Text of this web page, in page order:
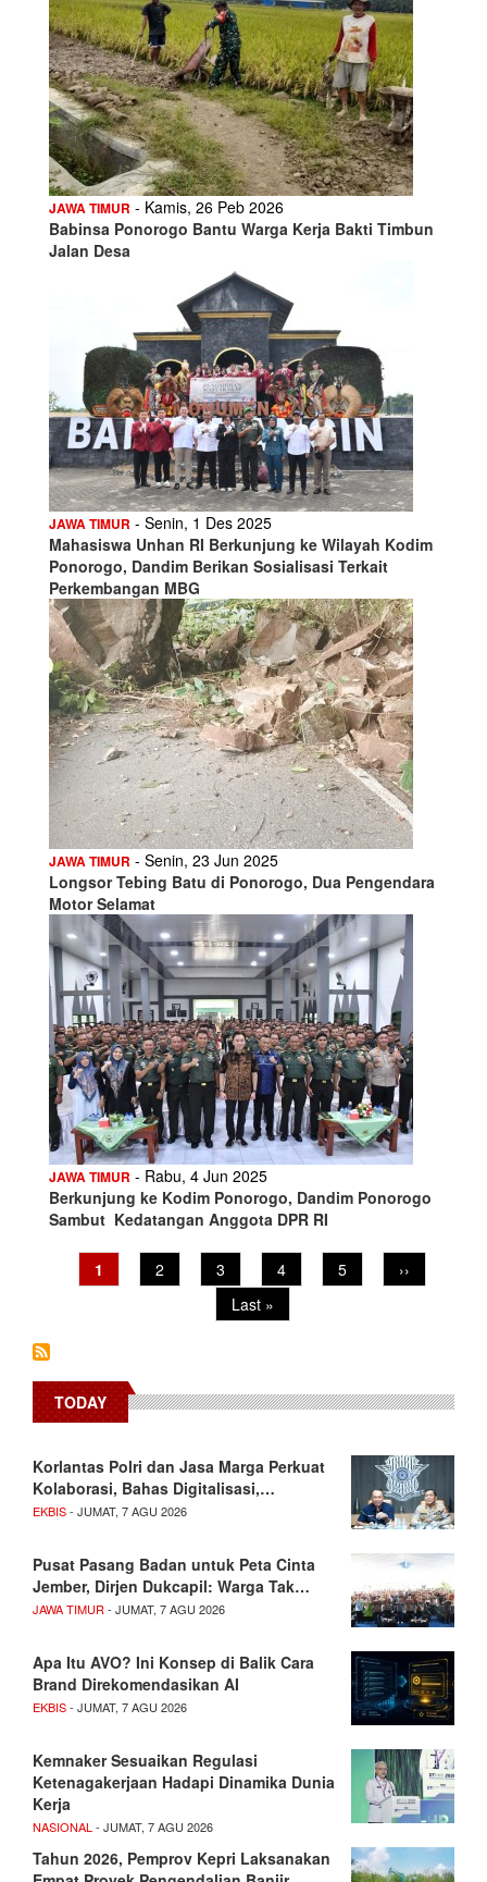
JAWA TIMUR - Kamis, 26 Peb 2026
Babinsa Ponorogo Bantu Warga Kerja Bakti Timbun
Jalan Desa
JAWA TIMUR - Senin, 1 Des 2025
Mahasiswa Unhan RI Berkunjung ke Wilayah Kodim
Ponorogo, Dandim Berikan Sosialisasi Terkait
Perkembangan MBG
JAWA TIMUR - Senin, 23 Jun 2025
Longsor Tebing Batu di Ponorogo, Dua Pengendara
Motor Selamat
JAWA TIMUR - Rabu, 4 Jun 2025
Berkunjung ke Kodim Ponorogo, Dandim Ponorogo
Sambut Kedatangan Anggota DPR RI
PaginationCurrent
page
1 Page
2 Page
3 Page
4 Page
5
Next
page
››
Last
page
Last »
TODAY
Korlantas Polri dan Jasa Marga Perkuat
Kolaborasi, Bahas Digitalisasi,…
EKBIS- JUMAT, 7 AGU 2026
Pusat Pasang Badan untuk Peta Cinta
Jember, Dirjen Dukcapil: Warga Tak…
JAWA TIMUR - JUMAT, 7 AGU 2026
Apa Itu AVO? Ini Konsep di Balik Cara
Brand Direkomendasikan AI
EKBIS- JUMAT, 7 AGU 2026
Kemnaker Sesuaikan Regulasi
Ketenagakerjaan Hadapi Dinamika Dunia
Kerja
NASIONAL - JUMAT, 7 AGU 2026
Tahun 2026, Pemprov Kepri Laksanakan